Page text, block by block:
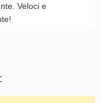
Veloci e